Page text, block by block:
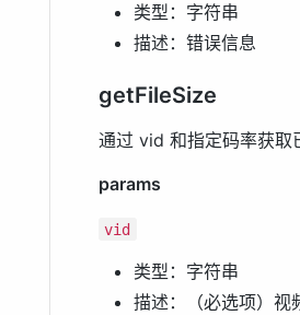
类型：字符串
描述：错误信息
getFileSize
通过 vid 和指定码率获取
params
vid
类型：字符串
描述：（必选项）视